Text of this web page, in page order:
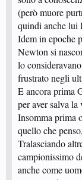
(però muore
quindi anche lui
Idem in epoche
Newton si
lo
frustrato negli
E ancora prima
per aver salva la
Insomma prima
quello che
Tralasciando
campionissimo
anche come